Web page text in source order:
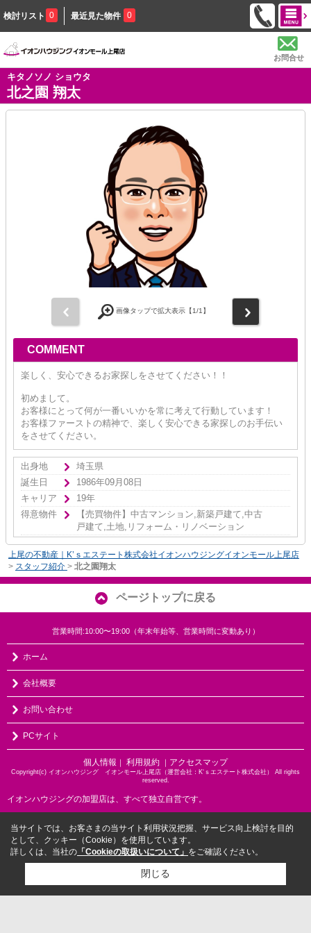
検討リスト 0 最近見た物件 0
お問合せ
キタノソノ ショウタ
北之園 翔太
画像タップで拡大表示【1/1】
COMMENT
楽しく、安心できるお家探しをさせてください！！
初めまして。
お客様にとって何が一番いいかを常に考えて行動しています！
お客様ファーストの精神で、楽しく安心できる家探しのお手伝い
をさせてください。
出身地
埼玉県
誕生日
1986年09月08日
キャリア
19年
得意物件
【売買物件】中古マンション,新築戸建て,中古
戸建て,土地,リフォーム・リノベーション
上尾の不動産｜K’ｓエステート株式会社イオンハウジングイオンモール上尾店
> スタッフ紹介 > 北之園翔太
ページトップに戻る
営業時間:10:00〜19:00（年末年始等、営業時間に変動あり）
ホーム
会社概要
お問い合わせ
PCサイト
個人情報 ｜ 利用規約 ｜ アクセスマップ
Copyright(c) イオンハウジング イオンモール上尾店（運営会社：K‘ｓエステート株式会社） All rights
reserved.
イオンハウジングの加盟店は、すべて独立自営です。
当サイトでは、お客さまの当サイト利用状況把握、サービス向上検討を目的
として、クッキー（Cookie）を使用しています。
詳しくは、当社の 「Cookieの取扱いについて」 をご確認ください。
閉じる